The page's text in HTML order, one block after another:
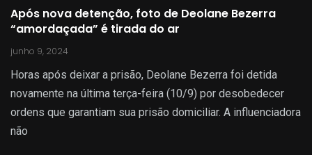
Após nova detenção, foto de Deolane Bezerra
“amordaçada” é tirada do ar
junho 9, 2024
Horas após deixar a prisão, Deolane Bezerra foi detida
novamente na última terça-feira (10/9) por desobedecer
ordens que garantiam sua prisão domiciliar. A influenciadora
não